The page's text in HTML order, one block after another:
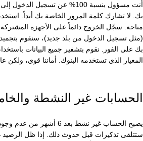
بك. لا تشارك كلمة المرور الخاصة بك أبداً. استخدم
متاحة. سجّل الخروج دائماً على الأجهزة المشتركة.
(مثل تسجيل الدخول من بلد جديد)، سنقوم
المعيار الذي تستخدمه البنوك. أماننا قوي، ولكن
الحسابات غير النشطة
يصبح الحساب غير نشط بعد 6